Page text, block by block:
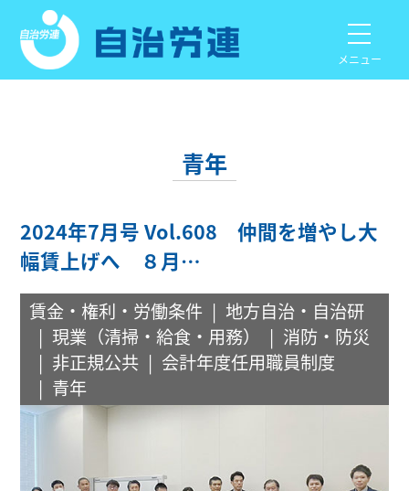
メニュー
青年
2024年7月号 Vol.608 仲間を増やし大
幅賃上げへ ８月…
賃金・権利・労働条件
地方自治・自治研
現業（清掃・給食・用務）
消防・防災
非正規公共
会計年度任用職員制度
青年